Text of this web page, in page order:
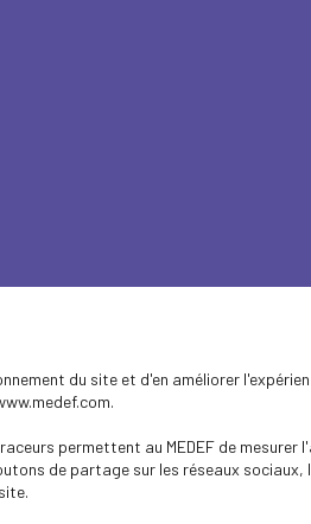
du site et d'en améliorer
permettent au MEDEF de
de partage sur les réseaux